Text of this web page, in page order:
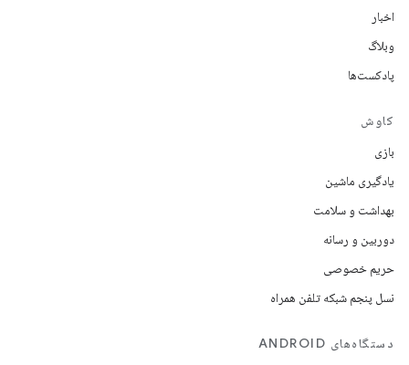
اخبار
وبلاگ
پادکست‌ها
کاوش
بازی
یادگیری ماشین
بهداشت و سلامت
دوربین و رسانه
حریم خصوصی
نسل پنجم شبکه تلفن همراه
دستگاه‌های ANDROID